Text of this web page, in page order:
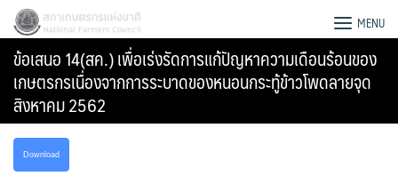
Skip
content
สภาเกษตรกรแห่งชาติ MENU
ข้อเสนอ 14(สค.) เพื่อเร่งรัดการแก้ปัญหาความเดือนร้อนของ
เกษตรกรเนื่องจากการระบาดของหนอนกระทู้ข้าวโพดลายจุด
สิงหาคม 2562
Download